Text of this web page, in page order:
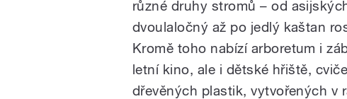
různé druhy stromů – od
dvoulaločný až po jedlý kaštan
Kromě toho nabízí arboretum i
letní kino, ale i dětské hřiště,
dřevěných plastik, vytvořených v